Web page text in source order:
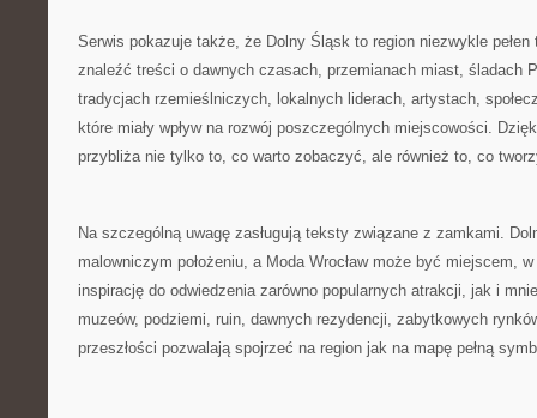
Serwis pokazuje także, że Dolny Śląsk to region niezwykle
znaleźć treści o dawnych czasach, przemianach miast, śladach
tradycjach rzemieślniczych, lokalnych liderach, artystach,
które miały wpływ na rozwój poszczególnych miejscowości.
przybliża nie tylko to, co warto zobaczyć, ale również to, co
Na szczególną uwagę zasługują teksty związane z zamkami.
malowniczym położeniu, a Moda Wrocław może być miejscem,
inspirację do odwiedzenia zarówno popularnych atrakcji, jak i
muzeów, podziemi, ruin, dawnych rezydencji, zabytkowych
przeszłości pozwalają spojrzeć na region jak na mapę pełną